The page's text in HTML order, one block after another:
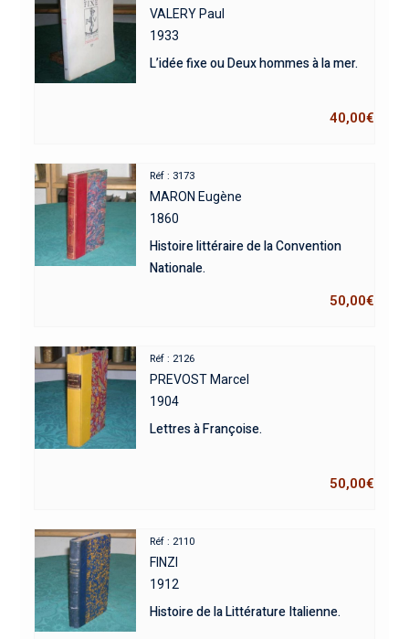
VALERY Paul
1933
L’idée fixe ou Deux hommes à la mer.
40,00€
Réf : 3173
MARON Eugène
1860
Histoire littéraire de la Convention
Nationale.
50,00€
Réf : 2126
PREVOST Marcel
1904
Lettres à Françoise.
50,00€
Réf : 2110
FINZI
1912
Histoire de la Littérature Italienne.